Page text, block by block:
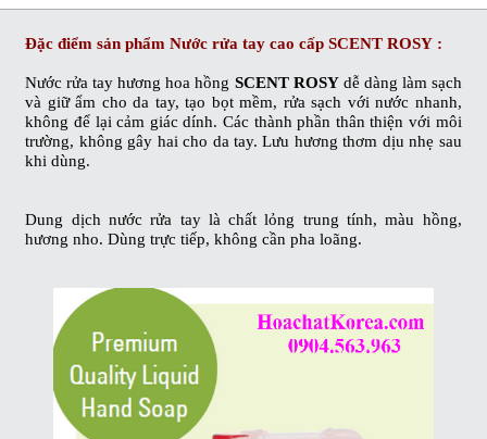
Đặc điểm sản phẩmNước rửa tay cao cấp SCENT ROSY :
Nước rửa tay hương hoa hồng SCENT ROSYdễ dàng làm sạch
và giữ ẩm cho da tay, tạo bọt mềm, rửa sạch với nước nhanh,
không để lại cảm giác dính. Các thành phần thân thiện với môi
trường, không gây hai cho da tay. Lưu hương thơm dịu nhẹ sau
khi dùng.
Dung dịch nước rửa taylà chất lỏng trung tính, màu hồng,
hương nho. Dùng trực tiếp, không cần pha loãng.